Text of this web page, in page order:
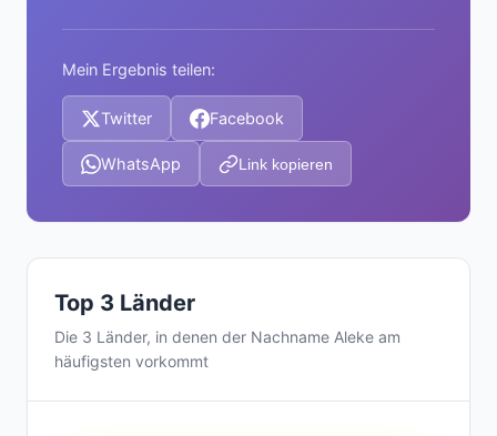
Mein Ergebnis teilen:
Twitter Facebook
WhatsApp Link kopieren
Top 3 Länder
Die 3 Länder, in denen der Nachname Aleke am
häufigsten vorkommt